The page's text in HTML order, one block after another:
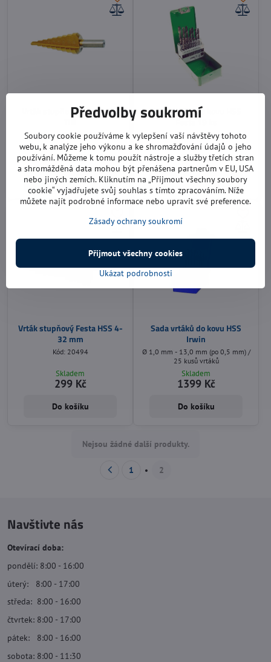
Vrták stupňový 4 – 20 mm
Stromečkový vrták
Momentálně není skladem
295 Kč
Zobrazit
Sada vrtáků do kovu HSS
Festa 19 ks
Ø 1 - 10 mm / 19 kusů vrtáků
Skladem
299 Kč
Do košíku
Vrták stupňový Festa HSS 4-
32 mm
Kód: 20494
Skladem
299 Kč
Do košíku
Sada vrtáků do kovu HSS
Irwin
Ø 1,0 mm - 13,0 mm (po 0,5 mm) /
25 kusů vrtáků
Skladem
1399 Kč
Do košíku
Nejsou žádné další produkty.
1 2
Navštivte nás
Otevírací doba:
pondělí: 8:00 - 16:00
úterý: 8:00 - 17:00
středa: 8:00 - 16:00
čtvrtek: 8:00 - 17:00
pátek: 8:00 - 16:00
sobota: 8:00 - 11:30
Předvolby soukromí
Soubory cookie používáme k vylepšení vaší návštěvy tohoto
webu, k analýze jeho výkonu a ke shromažďování údajů o jeho
používání. Můžeme k tomu použít nástroje a služby třetích stran
a shromážděná data mohou být přenášena partnerům v EU, USA
nebo jiných zemích. Kliknutím na „Přijmout všechny soubory
cookie“ vyjadřujete svůj souhlas s tímto zpracováním. Níže
můžete najít podrobné informace nebo upravit své preference.
Zásady ochrany soukromí
Ukázat podrobnosti
Přijmout všechny cookies